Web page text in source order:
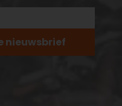
nieuwsbrief